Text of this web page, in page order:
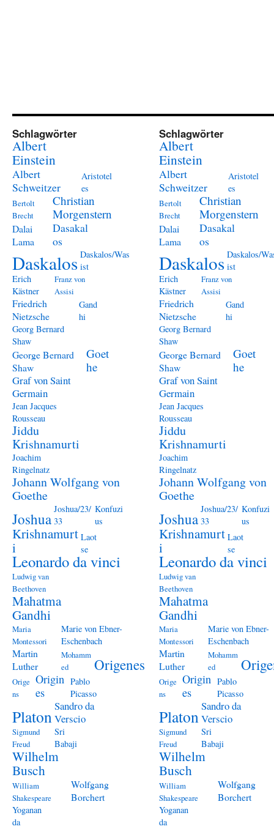
Schlagwörter
Albert
Einstein
Albert
Schweitzer
Aristotel
es
Bertolt
Brecht
Christian
Morgenstern
Dalai
Lama
Dasakal
os
Daskalos Daskalos/Was
ist
Erich
Kästner
Franz von
Assisi
Friedrich
Nietzsche
Gand
hi
Georg Bernard
Shaw
George Bernard
Shaw
Goet
he
Graf von Saint
Germain
Jean Jacques
Rousseau
Jiddu
Krishnamurti
Joachim
Ringelnatz
Johann Wolfgang von
Goethe
Joshua
Joshua/23/
33
Konfuzi
us
Krishnamurt
i
Laot
se
Leonardo da vinci
Ludwig van
Beethoven
Mahatma
Gandhi
Maria
Montessori
Marie von Ebner-
Eschenbach
Martin
Luther
Mohamm
ed
Origenes
Orige
ns
Origin
es
Pablo
Picasso
Platon
Sandro da
Verscio
Sigmund
Freud
Sri
Babaji
Wilhelm
Busch
William
Shakespeare
Wolfgang
Borchert
Yoganan
da
Schlagwörter
Albert
Einstein
Albert
Schweitzer
Aristotel
es
Bertolt
Brecht
Christian
Morgenstern
Dalai
Lama
Dasakal
os
Daskalos Daskalos/
ist
Erich
Kästner
Franz von
Assisi
Friedrich
Nietzsche
Gand
hi
Georg Bernard
Shaw
George Bernard
Shaw
Goet
he
Graf von Saint
Germain
Jean Jacques
Rousseau
Jiddu
Krishnamurti
Joachim
Ringelnatz
Johann Wolfgang von
Goethe
Joshua
Joshua/23/
33
Konfuzi
us
Krishnamurt
i
Laot
se
Leonardo da vinci
Ludwig van
Beethoven
Mahatma
Gandhi
Maria
Montessori
Marie von Ebner-
Eschenbach
Martin
Luther
Mohamm
ed
Orige
ns
Origin
es
Pablo
Picasso
Platon
Sandro da
Verscio
Sigmund
Freud
Sri
Babaji
Wilhelm
Busch
William
Shakespeare
Wolfgang
Borchert
Yoganan
da